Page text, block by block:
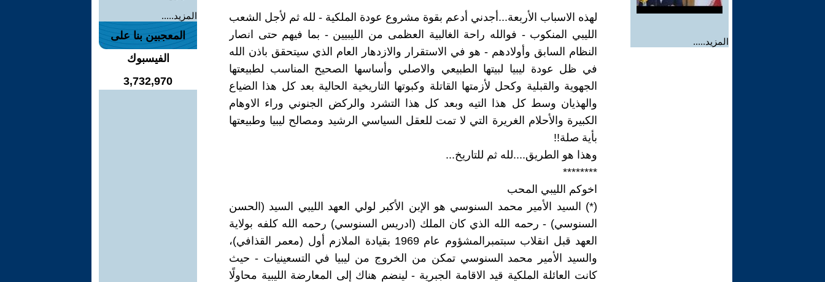
المزيد.....
لهذه الاسباب الأربعة...أجدني أدعم بقوة مشروع عودة الملكية - لله ثم لأجل الشعب
الليبي المنكوب - فوالله راحة الغالبية العظمى من الليبيين - بما فيهم حتى انصار
النظام السابق وأولادهم - هو في الاستقرار والازدهار العام الذي سيتحقق باذن الله
في ظل عودة ليبيا لبيتها الطبيعي والاصلي وأساسها الصحيح المناسب لطبيعتها
الجهوية والقبلية وكحل لأزمتها القاتلة وكبوتها التاريخية الحالية بعد كل هذا الضياع
والهذيان وسط كل هذا التيه وبعد كل هذا التشرد والركض الجنوني وراء الاوهام
الكبيرة والأحلام الغريرة التي لا تمت للعقل السياسي الرشيد ومصالح ليبيا وطبيعتها
بأية صلة!!
وهذا هو الطريق....لله ثم للتاريخ...
********
اخوكم الليبي المحب
(*) السيد الأمير محمد السنوسي هو الإبن الأكبر لولي العهد الليبي السيد (الحسن
السنوسي) - رحمه الله الذي كان الملك (ادريس السنوسي) رحمه الله كلفه بولاية
العهد قبل انقلاب سبتمبرالمشؤوم عام 1969 بقيادة الملازم أول (معمر القذافي)،
والسيد الأمير محمد السنوسي تمكن من الخروج من ليبيا في التسعينيات - حيث
كانت العائلة الملكية قيد الاقامة الجبرية - لينضم هناك إلى المعارضة الليبية محاولًا
المزيد.....
المعجبين بنا على
الفيسبوك
3,732,970